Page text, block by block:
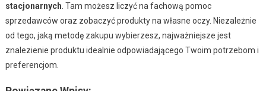
stacjonarnych . Tam możesz liczyć na fachową pomoc
sprzedawców oraz zobaczyć produkty na własne oczy. Niezależnie
od tego, jaką metodę zakupu wybierzesz, najważniejsze jest
znalezienie produktu idealnie odpowiadającego Twoim potrzebom i
preferencjom.